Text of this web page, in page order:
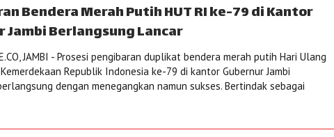
Bendera Merah Putih HUT RI ke-79 di Kantor
Jambi Berlangsung Lancar
JAMBI - Prosesi pengibaran duplikat bendera merah putih Hari Ulang
Republik Indonesia ke-79 di kantor Gubernur Jambi
dengan menegangkan namun sukses. Bertindak sebagai